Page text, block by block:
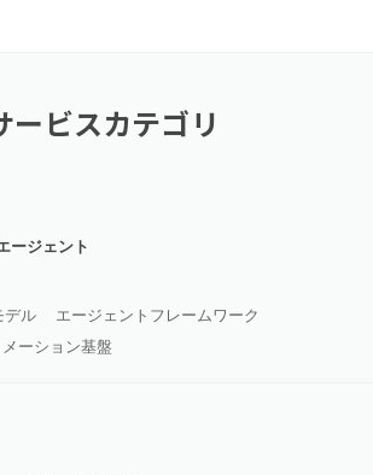
ービスカテゴリ
ージェント
デル
エージェントフレームワーク
ーション基盤